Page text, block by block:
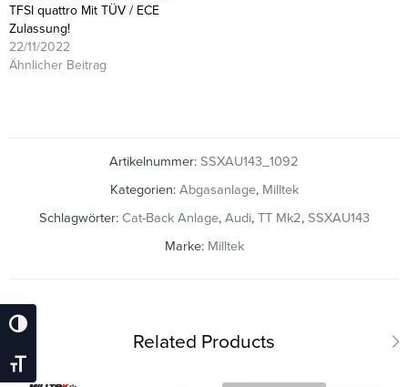
Umschalten Auf Hohe Kontraste
Schrift Vergrößern
TFSI quattro Mit TÜV / ECE
Zulassung!
22/11/2022
Ähnlicher Beitrag
Artikelnummer: SSXAU143_1092
Kategorien: Abgasanlage, Milltek
Schlagwörter: Cat-Back Anlage, Audi, TT Mk2, SSXAU143
Marke: Milltek
Related Products